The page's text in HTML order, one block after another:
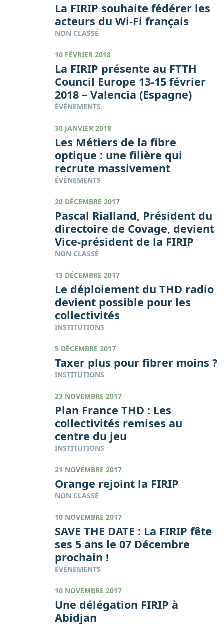
La FIRIP souhaite fédérer les
acteurs du Wi-Fi français
NON CLASSÉ
10 FÉVRIER 2018
La FIRIP présente au FTTH
Council Europe 13-15 février
2018 – Valencia (Espagne)
ÉVÉNEMENTS
30 JANVIER 2018
Les Métiers de la fibre
optique : une filière qui
recrute massivement
ÉVÉNEMENTS
20 DÉCEMBRE 2017
Pascal Rialland, Président du
directoire de Covage, devient
Vice-président de la FIRIP
NON CLASSÉ
13 DÉCEMBRE 2017
Le déploiement du THD radio
devient possible pour les
collectivités
INSTITUTIONS
5 DÉCEMBRE 2017
Taxer plus pour fibrer moins ?
INSTITUTIONS
23 NOVEMBRE 2017
Plan France THD : Les
collectivités remises au
centre du jeu
INSTITUTIONS
21 NOVEMBRE 2017
Orange rejoint la FIRIP
NON CLASSÉ
10 NOVEMBRE 2017
SAVE THE DATE : La FIRIP fête
ses 5 ans le 07 Décembre
prochain !
ÉVÉNEMENTS
10 NOVEMBRE 2017
Une délégation FIRIP à
Abidjan